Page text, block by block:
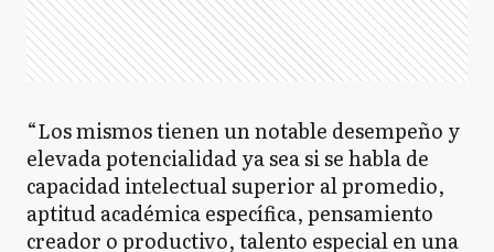
“Los mismos tienen un notable desempeño y
elevada potencialidad ya sea si se habla de
capacidad intelectual superior al promedio,
aptitud académica específica, pensamiento
creador o productivo, talento especial en una